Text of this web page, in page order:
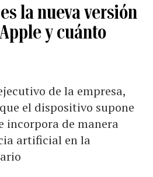
la nueva versión
y cuánto
de la empresa,
el dispositivo supone
incorpora de manera
artificial en la